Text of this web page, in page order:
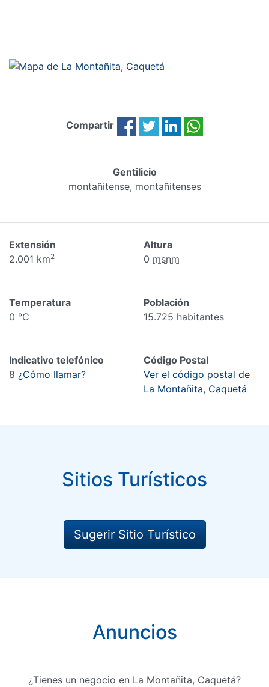
Compartir
Gentilicio
montañitense, montañitenses
Extensión
2.001 km2
Altura
0 msnm
Temperatura
0 °C
Población
15.725 habitantes
Indicativo telefónico
8 ¿Cómo llamar?
Código Postal
Ver el código postal de
La Montañita, Caquetá
Sitios Turísticos
Sugerir Sitio Turístico
Anuncios
¿Tienes un negocio en La Montañita, Caquetá?